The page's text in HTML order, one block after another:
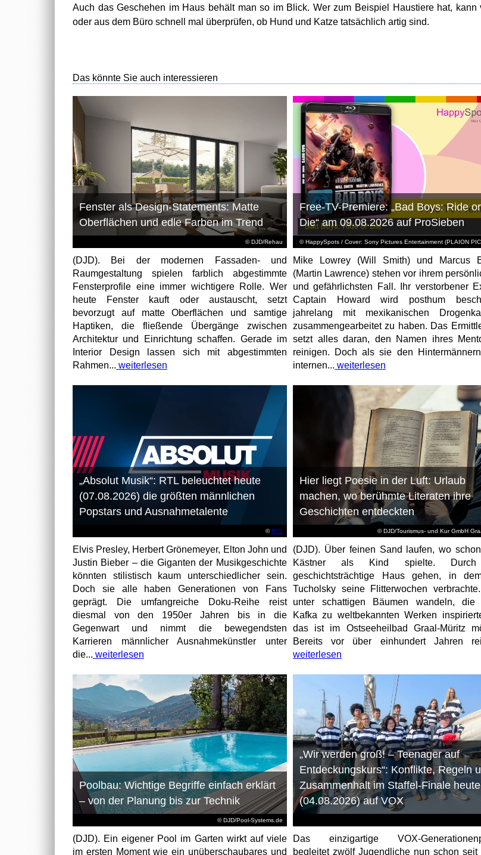
Auch das Geschehen im Haus behält man so im Blick. Wer zum Beispiel Haustiere hat, kann
oder aus dem Büro schnell mal überprüfen, ob Hund und Katze tatsächlich artig sind.
Das könnte Sie auch interessieren
© DJD/Rehau
Fenster als Design-Statements: Matte
Oberflächen und edle Farben im Trend
(DJD). Bei der modernen Fassaden- und
Raumgestaltung spielen farblich abgestimmte
Fensterprofile eine immer wichtigere Rolle. Wer
heute Fenster kauft oder austauscht, setzt
bevorzugt auf matte Oberflächen und samtige
Haptiken, die fließende Übergänge zwischen
Architektur und Einrichtung schaffen. Gerade im
Interior Design lassen sich mit abgestimmten
Rahmen... weiterlesen
© HappySpots / Cover: Sony Pictures Entertainment (PLAION
Free-TV-Premiere: „Bad Boys: Ride or
Die“ am 09.08.2026 auf ProSieben
Mike Lowrey (Will Smith) und Marcus
(Martin Lawrence) stehen vor ihrem
und gefährlichsten Fall. Ihr verstorbener
Captain Howard wird posthum
jahrelang mit mexikanischen
zusammengearbeitet zu haben. Das
setzt alles daran, den Namen ihres
reinigen. Doch als sie den
internen... weiterlesen
©RTL
„Absolut Musik“: RTL beleuchtet heute
(07.08.2026) die größten männlichen
Popstars und Ausnahmetalente
Elvis Presley, Herbert Grönemeyer, Elton John und
Justin Bieber – die Giganten der Musikgeschichte
könnten stilistisch kaum unterschiedlicher sein.
Doch sie alle haben Generationen von Fans
geprägt. Die umfangreiche Doku-Reihe reist
diesmal von den 1950er Jahren bis in die
Gegenwart und nimmt die bewegendsten
Karrieren männlicher Ausnahmekünstler unter
die... weiterlesen
© DJD/Tourismus- und Kur GmbH
Hier liegt Poesie in der Luft: Urlaub
machen, wo berühmte Literaten ihre
Geschichten entdeckten
(DJD). Über feinen Sand laufen, wo
Kästner als Kind spielte.
geschichtsträchtige Haus gehen, in
Tucholsky seine Flitterwochen
unter schattigen Bäumen wandeln, die
Kafka zu weltbekannten Werken
das ist im Ostseeheilbad Graal-Müritz
Bereits vor über einhundert Jahren
weiterlesen
© DJD/Pool-Systems.de
Poolbau: Wichtige Begriffe einfach erklärt
– von der Planung bis zur Technik
(DJD). Ein eigener Pool im Garten wirkt auf viele
im ersten Moment wie ein unüberschaubares und
„Wir werden groß! – Teenager auf
Entdeckungskurs“: Konflikte, Regeln
Zusammenhalt im Staffel-Finale heute
(04.08.2026) auf VOX
Das einzigartige VOX-
begleitet zwölf Jugendliche nun schon seit